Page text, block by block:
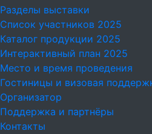
Разделы выставки
Список участников 2025
Каталог продукции 2025
Интерактивный план 2025
Место и время проведения
Гостиницы и визовая
Организатор
Поддержка и партнёры
Контакты